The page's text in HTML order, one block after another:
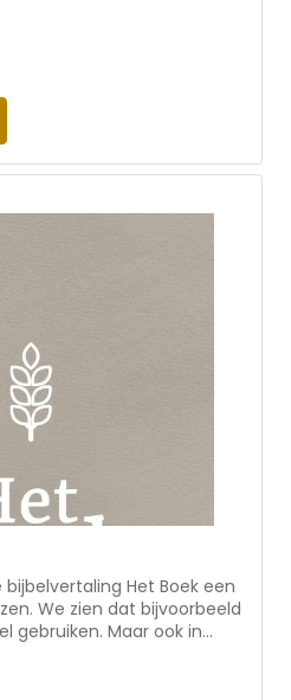
Bijbel begrijpelijk om te
persoonlijke insteek.
bestaande
en Nederlands. De
in eigen woorden
gedachte. Kortom: hét
dagelijks leven • raakt
Het Boek een
We zien dat bijvoorbeeld
gebruiken. Maar ook in
bijbellezen steeds
Bijbel begrijpelijk om te